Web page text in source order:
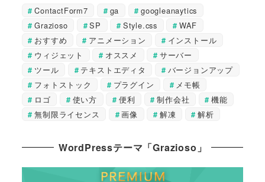
ContactForm7 ga
googleanaytics
Grazioso
SP Style.css
WAF
おすすめ
アニメーション
インストール
ウィジェット
オススメ
サーバー
ツール
テキストエディタ
バージョンアップ
フォトストック
プラグイン
メモ帳
ロゴ
使い方 便利 制作会社
機能
無制限ライセンス
画像 解凍 解析
WordPressテーマ「Grazioso」